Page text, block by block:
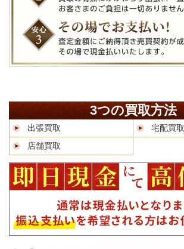
3つの買取方法
出張買取
宅配買取
店舗買取